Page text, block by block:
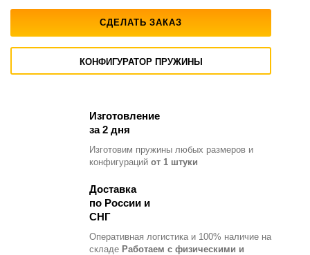
СДЕЛАТЬ ЗАКАЗ
КОНФИГУРАТОР ПРУЖИНЫ
Изготовление
за 2 дня
Изготовим пружины любых размеров и
конфигураций от 1 штуки
Доставка
по России и
СНГ
Оперативная логистика и 100% наличие на
складе Работаем с физическими и